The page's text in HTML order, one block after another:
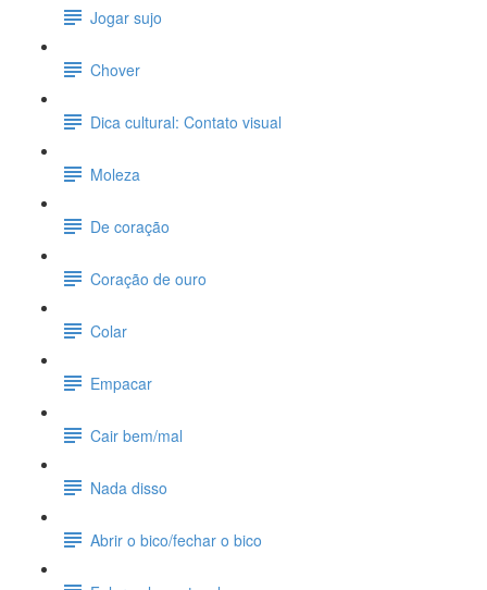
Jogar sujo
Chover
Dica cultural: Contato visual
Moleza
De coração
Coração de ouro
Colar
Empacar
Cair bem/mal
Nada disso
Abrir o bico/fechar o bico